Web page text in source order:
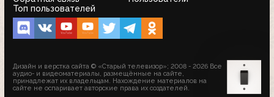
Топ пользователей
Дизайн и верстка сайта © «Старый телевизор»; 2008 - 2026 Все
аудио- и видеоматериалы, размещённые на сайте,
принадлежат их владельцам. Нахождение материалов на
сайте не оспаривает авторские права их создателей.